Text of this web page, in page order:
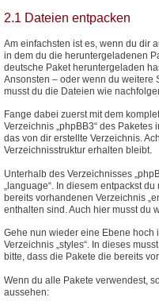
2.1 Dateien entpacken
Am einfachsten ist es, wenn du dir
in dem du die heruntergeladenen
deutsche Paket heruntergeladen
Ansonsten – oder wenn du weitere
musst du die Dateien wie
Fange dabei zuerst mit dem
Verzeichnis „phpBB3“ des
das von dir erstellte Verzeichnis.
Verzeichnisstruktur erhalten bleibt.
Unterhalb des Verzeichnisses
„language“. In diesem entpackst
bereits vorhandenen Verzeichnis
enthalten sind. Auch hier musst du
Gehe nun wieder eine Ebene hoch
Verzeichnis „styles“. In dieses
bitte, dass die Pakete die bereits
Wenn du alle Pakete verwendest,
aussehen: